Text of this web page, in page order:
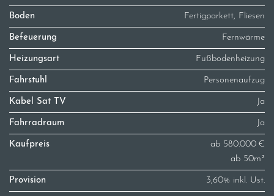
Boden Fertigparkett, Fliesen
Befeuerung Fernwärme
Heizungsart Fußbodenheizung
Fahrstuhl Personenaufzug
Kabel Sat TV Ja
Fahrradraum Ja
Kaufpreis
ab 580.000 €
ab 50m²
Provision 3,60% inkl. Ust.